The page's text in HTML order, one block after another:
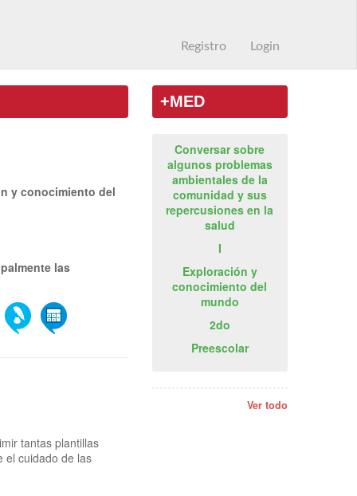
Registro Login
y conocimiento del
las
tantas plantillas
el cuidado de las
+MED
Conversar sobre
algunos problemas
ambientales de la
comunidad y sus
repercusiones en la
salud
I
Exploración y
conocimiento del
mundo
2do
Preescolar
Ver todo